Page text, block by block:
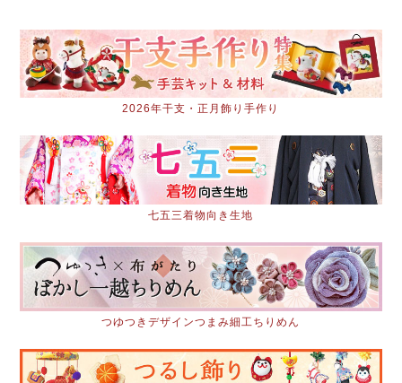
2026年干支・正月飾り手作り
七五三着物向き生地
つゆつきデザインつまみ細工ちりめん